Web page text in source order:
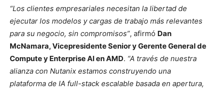
“Los clientes empresariales necesitan la libertad de
ejecutar los modelos y cargas de trabajo más relevantes
para su negocio, sin compromisos”, afirmó Dan
McNamara, Vicepresidente Senior y Gerente General de
Compute y Enterprise AI en AMD. “A través de nuestra
alianza con Nutanix estamos construyendo una
plataforma de IA full-stack escalable basada en apertura,